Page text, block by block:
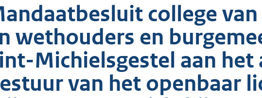
college
wethouders en
Michielsgestel aan het
van het openbaar